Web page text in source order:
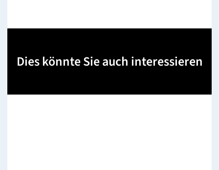
Dies könnte Sie auch interessieren